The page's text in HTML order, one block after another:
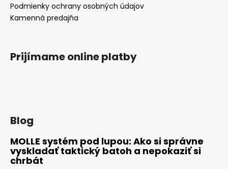
Podmienky ochrany osobných údajov
Kamenná predajňa
Prijímame online platby
Blog
MOLLE systém pod lupou: Ako si správne
vyskladať taktický batoh a nepokaziť si
chrbát